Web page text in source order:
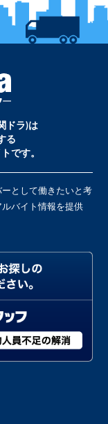
ドラ)は
る
です。
として働きたいと考
バイト情報を提供